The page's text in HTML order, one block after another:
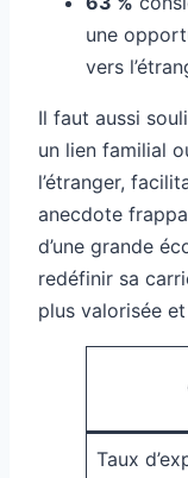
une
vers
Il faut aussi
un lien familial
l’étranger,
anecdote
d’une grande
redéfinir sa
plus valorisée
Taux